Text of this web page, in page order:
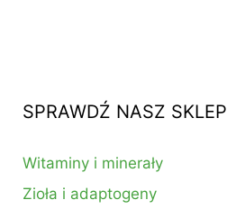
SPRAWDŹ NASZ SKLEP
Witaminy i minerały
Zioła i adaptogeny